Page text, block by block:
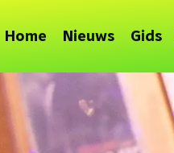
Home Nieuws Gids